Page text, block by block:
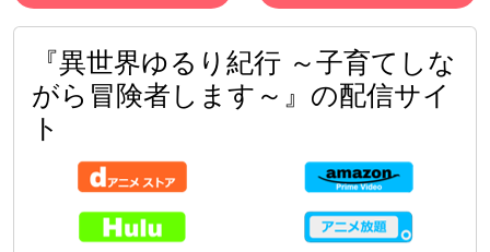
『異世界ゆるり紀行 ～子育てしな
がら冒険者します～』の配信サイ
ト